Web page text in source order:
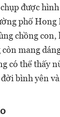
được
phố
chồng
mang
có thể thấy
bình yên